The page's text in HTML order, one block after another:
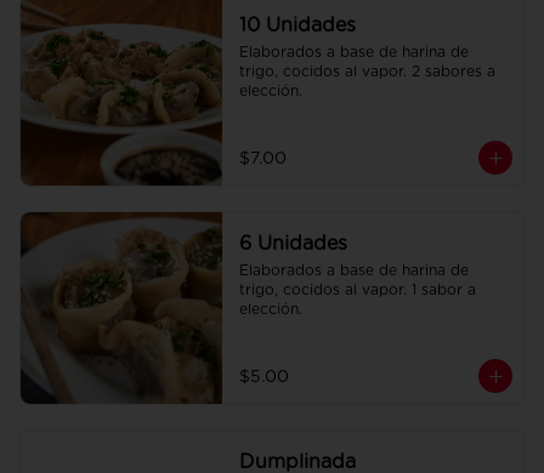
10 Unidades
Elaborados a base de harina de
trigo, cocidos al vapor. 2 sabores a
elección.
$7.00
6 Unidades
Elaborados a base de harina de
trigo, cocidos al vapor. 1 sabor a
elección.
$5.00
Dumplinada